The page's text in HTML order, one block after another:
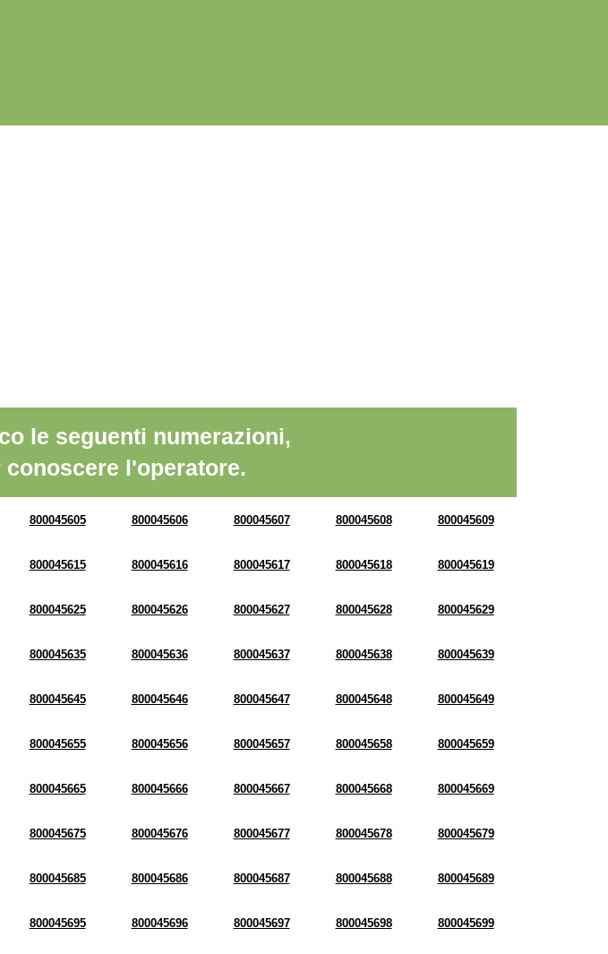
le seguenti numerazioni,
l'operatore.
800045605 800045606 800045607 800045608 800045609
800045615 800045616 800045617 800045618 800045619
800045625 800045626 800045627 800045628 800045629
800045635 800045636 800045637 800045638 800045639
800045645 800045646 800045647 800045648 800045649
800045655 800045656 800045657 800045658 800045659
800045665 800045666 800045667 800045668 800045669
800045675 800045676 800045677 800045678 800045679
800045685 800045686 800045687 800045688 800045689
800045695 800045696 800045697 800045698 800045699